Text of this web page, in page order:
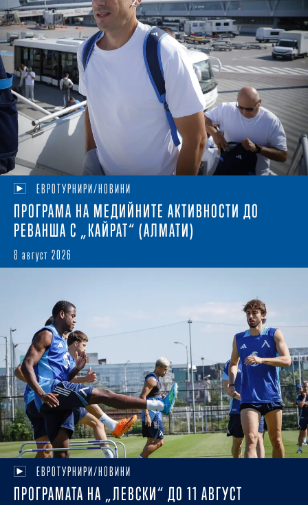
ЕВРОТУРНИРИ/НОВИНИ
ПРОГРАМА НА МЕДИЙНИТЕ АКТИВНОСТИ ДО
РЕВАНША С „КАЙРАТ“ (АЛМАТИ)
8 август 2026
ЕВРОТУРНИРИ/НОВИНИ
ПРОГРАМАТА НА „ЛЕВСКИ“ ДО 11 АВГУСТ